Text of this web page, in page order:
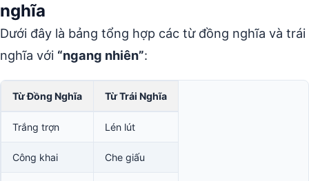
nghĩa
Dưới đây là bảng tổng hợp các từ đồng nghĩa và trái
nghĩa với “ngang nhiên”:
Từ Đồng Nghĩa Từ Trái Nghĩa
Trắng trợn Lén lút
Công khai Che giấu